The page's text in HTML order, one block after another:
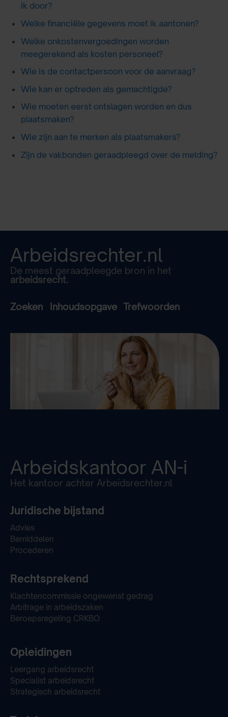
ik door?
Welke financiële gegevens moet ik aantonen?
Welke onkostenvergoedingen worden
meegerekend als kosten personeel?
Wie is de contactpersoon voor de aanvraag?
Wie kan er optreden als gemachtigde?
Wie moeten eerst ontslagen worden en dus
plaatsmaken?
Wie zijn aan te merken als plaatsmakers?
Zijn de vakbonden geraadpleegd over de melding?
Arbeidsrechter.nl
De meest geraadpleegde bron in het
arbeidsrecht.
Zoeken Inhoudsopgave Trefwoorden
Arbeidskantoor AN-i
Het kantoor achter Arbeidsrechter.nl
Juridische bijstand
Advies
Bemiddelen
Procederen
Rechtsprekend
Klachtencommissie ongewenst gedrag
Arbitrage in arbeidszaken
Beroepsregeling CRKBO
Opleidingen
Leergang arbeidsrecht
Specialist arbeidsrecht
Strategisch arbeidsrecht